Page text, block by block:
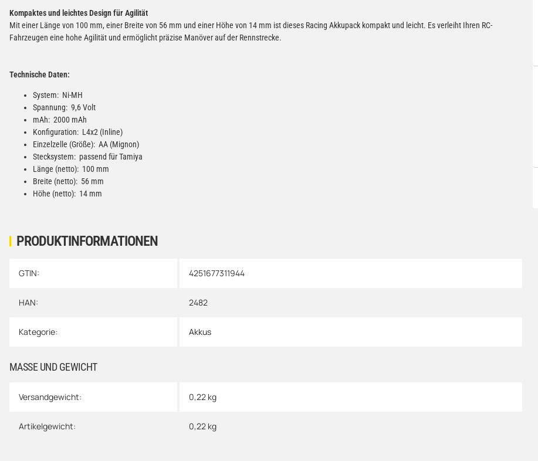
PRODUKTINFORMATIONEN
Produkteigenschaft
Wert
GTIN: 4251677311944
HAN: 2482
Kategorie: Akkus
MASSE UND GEWICHT
Versandgewicht: 0,22 kg
Artikelgewicht: 0,22 kg
Kompaktes und leichtes Design für Agilität
Mit einer Länge von 100 mm, einer Breite von 56 mm und einer Höhe von 14 mm ist dieses Racing Akkupack kompakt und leicht. Es verleiht Ihren RC-
Fahrzeugen eine hohe Agilität und ermöglicht präzise Manöver auf der Rennstrecke.
Technische Daten:
System: Ni-MH
Spannung: 9,6 Volt
mAh: 2000 mAh
Konfiguration: L4x2 (Inline)
Einzelzelle (Größe): AA (Mignon)
Stecksystem: passend für Tamiya
Länge (netto): 100 mm
Breite (netto): 56 mm
Höhe (netto): 14 mm